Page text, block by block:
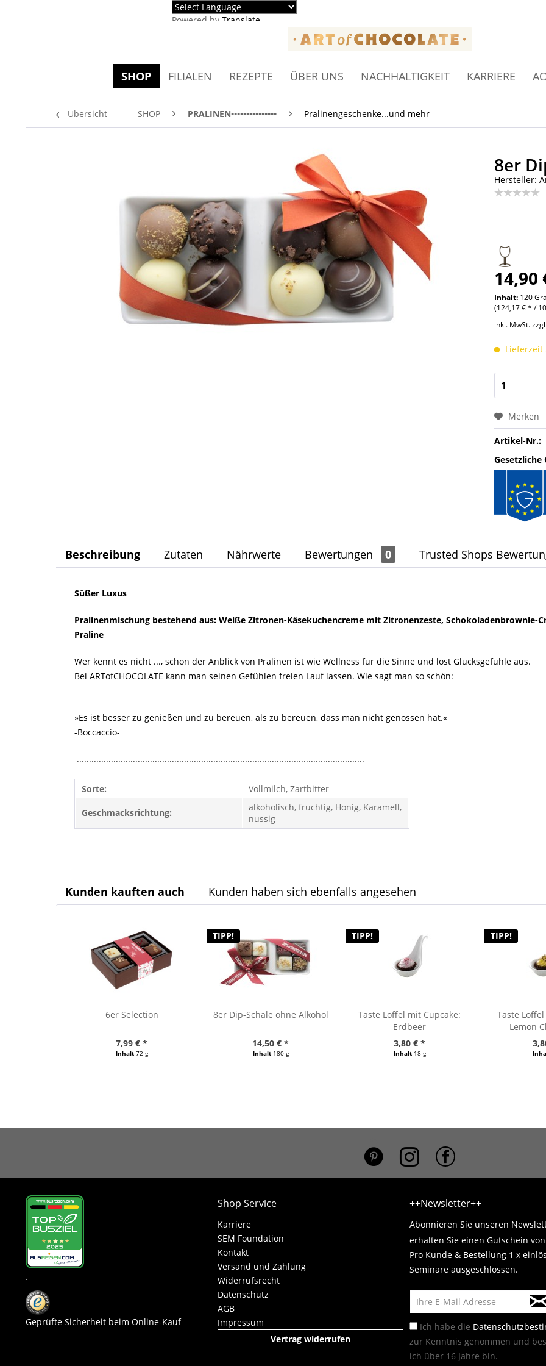
Powered byTranslate
SHOP FILIALEN REZEPTE ÜBER UNS NACHHALTIGKEIT KARRIERE
Übersicht SHOP PRALINEN••••••••••••••• Pralinengeschenke...und mehr
8er
Hersteller:
14,90
Inhalt: 120
(124,17 € * /
inkl. MwSt.
Lieferzeit
Merken
Artikel-Nr.:
Gesetzliche
Beschreibung Zutaten Nährwerte Bewertungen 0 Trusted Shops
Süßer Luxus
Pralinenmischung bestehend aus: Weiße Zitronen-Käsekuchencreme mit Zitronenzeste, Schokoladenbrownie-
Praline
Wer kennt es nicht ..., schon der Anblick von Pralinen ist wie Wellness für die Sinne und löst Glücksgefühle aus.
Bei ARTofCHOCOLATE kann man seinen Gefühlen freien Lauf lassen. Wie sagt man so schön:
»Es ist besser zu genießen und zu bereuen, als zu bereuen, dass man nicht genossen hat.«
-Boccaccio-
......................................................................................................................
Sorte: Vollmilch, Zartbitter
Geschmacksrichtung:
alkoholisch, fruchtig, Honig, Karamell,
nussig
Kunden kauften auch Kunden haben sich ebenfalls angesehen
6er Selection
7,99 € *
Inhalt 72 g
TIPP!
8er Dip-Schale ohne Alkohol
14,50 € *
Inhalt 180 g
TIPP!
Taste Löffel mit Cupcake:
Erdbeer
3,80 € *
Inhalt 18 g
TIPP!
Taste
Lemon
.
Geprüfte Sicherheit beim Online-Kauf
Shop Service
Karriere
SEM Foundation
Kontakt
Versand und Zahlung
Widerrufsrecht
Datenschutz
AGB
Impressum
Vertrag widerrufen
++Newsletter++
Abonnieren Sie unseren
erhalten Sie einen Gutschein von
Pro Kunde & Bestellung 1 x
Seminare ausgeschlossen.
Ich habe die
zur Kenntnis genommen und
ich über 16 Jahre bin.